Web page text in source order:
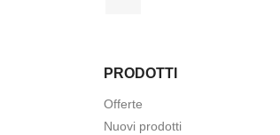
PRODOTTI
Offerte
Nuovi prodotti